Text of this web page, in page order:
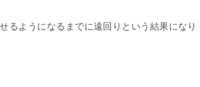
るようになるまでに遠回りという結果になり